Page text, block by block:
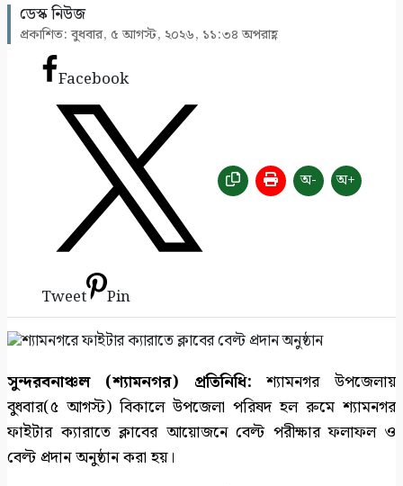
সাতক্ষীরায় গহনা ছিনতাইকালে দুর্বৃত্তের ইটের আঘাতে
নারী নিহত
ডেস্ক নিউজ
প্রকাশিত: বুধবার, ৫ আগস্ট, ২০২৬, ১১:৩৪ অপরাহ্ণ
Facebook
Tweet Pin
অ- অ+
সুন্দরবনাঞ্চল (শ্যামনগর) প্রতিনিধি: শ্যামনগর উপজেলায়
বুধবার(৫ আগস্ট) বিকালে উপজেলা পরিষদ হল রুমে শ্যামনগর
ফাইটার ক্যারাতে ক্লাবের আয়োজনে বেল্ট পরীক্ষার ফলাফল ও
বেল্ট প্রদান অনুষ্ঠান করা হয়।